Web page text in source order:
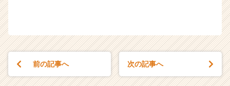
前の記事へ 次の記事へ